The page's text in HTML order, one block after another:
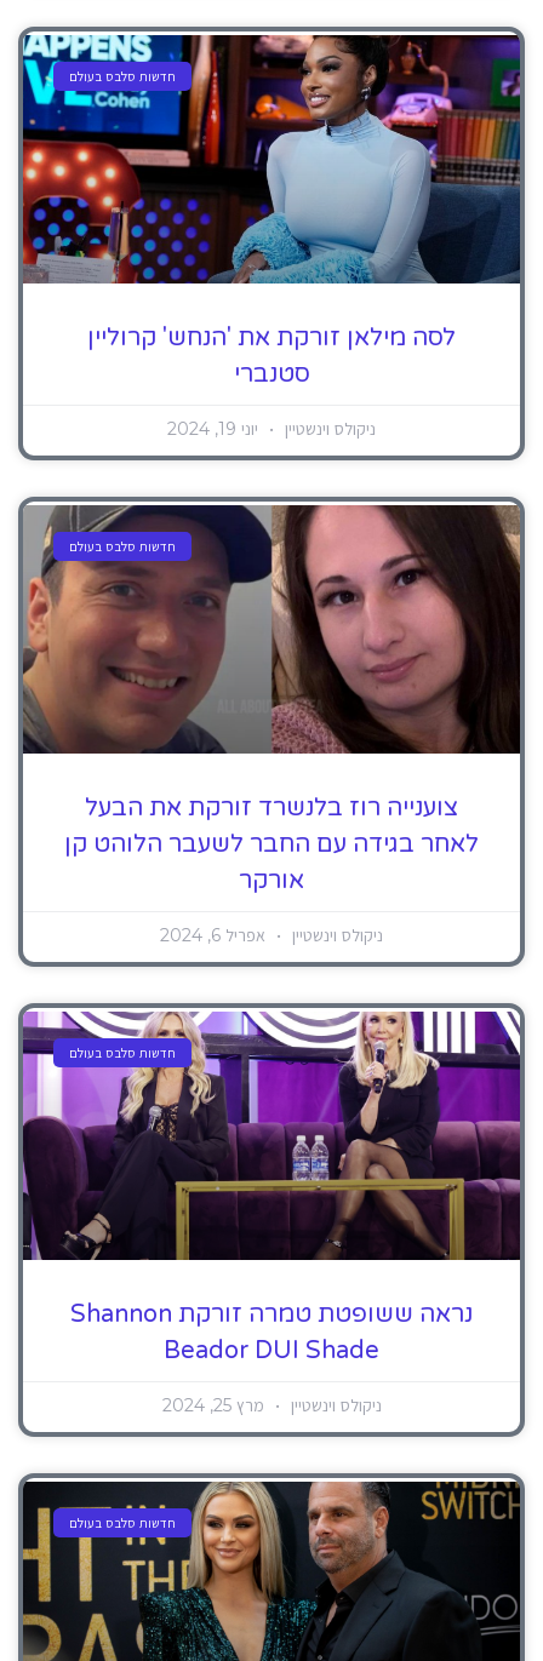
חדשות סלבס בעולם
לסה מילאן זורקת את 'הנחש' קרוליין
סטנברי
ניקולס וינשטיין יוני 19, 2024
חדשות סלבס בעולם
צוענייה רוז בלנשרד זורקת את הבעל
לאחר בגידה עם החבר לשעבר הלוהט קן
אורקר
ניקולס וינשטיין אפריל 6, 2024
חדשות סלבס בעולם
נראה ששופטת טמרה זורקת Shannon
Beador DUI Shade
ניקולס וינשטיין מרץ 25, 2024
חדשות סלבס בעולם